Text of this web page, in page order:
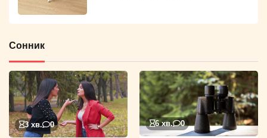
Сонник
3 хв. 0 6 хв. 0